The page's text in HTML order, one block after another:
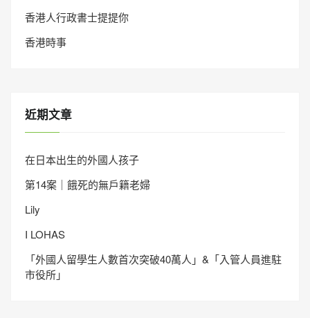
香港人行政書士提提你
香港時事
近期文章
在日本出生的外國人孩子
第14案｜餓死的無戶籍老婦
Lily
I LOHAS
「外國人留學生人數首次突破40萬人」&「入管人員進駐
市役所」